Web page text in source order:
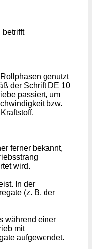
betrifft
genutzt
der Schrift DE 10
passiert, um
bzw.
ferner bekannt,
wird.
In der
(z. B. der
während einer
mit
aufgewendet.